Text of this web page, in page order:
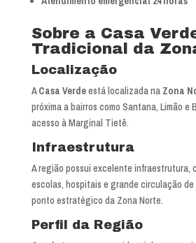
Sobre a Casa
Tradicional da
Localização
ACasa Verdeestá localizada na Zona
próxima a bairros como Santana, Limão e
acesso à Marginal Tietê.
Infraestrutura
A região possui excelente infraestrutura,
escolas, hospitais e grande circulação de
ponto estratégico da Zona Norte.
Perfil da Região